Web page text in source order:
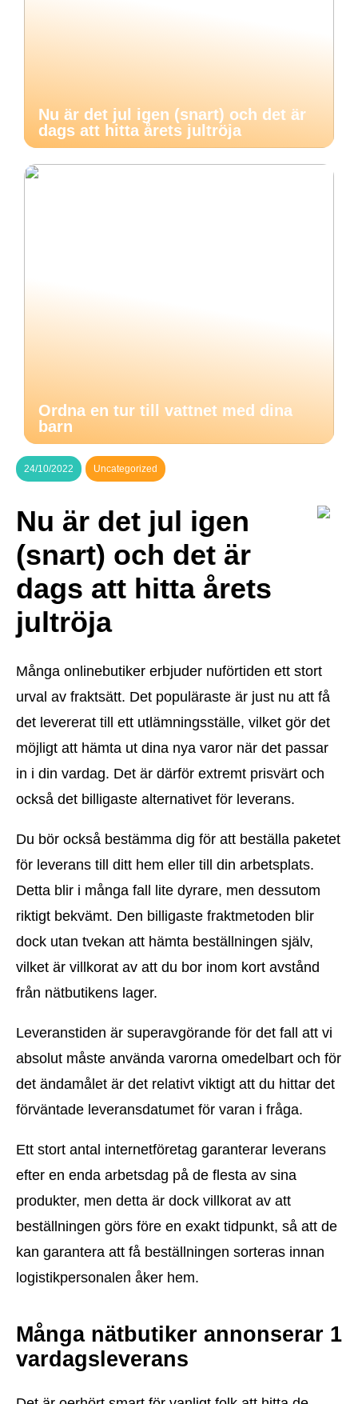
Nu är det jul igen (snart) och det är
dags att hitta årets jultröja
Ordna en tur till vattnet med dina
barn
24/10/2022 Uncategorized
Nu är det jul igen
(snart) och det är
dags att hitta årets
jultröja
Många onlinebutiker erbjuder nuförtiden ett stort
urval av fraktsätt. Det populäraste är just nu att få
det levererat till ett utlämningsställe, vilket gör det
möjligt att hämta ut dina nya varor när det passar
in i din vardag. Det är därför extremt prisvärt och
också det billigaste alternativet för leverans.
Du bör också bestämma dig för att beställa paketet
för leverans till ditt hem eller till din arbetsplats.
Detta blir i många fall lite dyrare, men dessutom
riktigt bekvämt. Den billigaste fraktmetoden blir
dock utan tvekan att hämta beställningen själv,
vilket är villkorat av att du bor inom kort avstånd
från nätbutikens lager.
Leveranstiden är superavgörande för det fall att vi
absolut måste använda varorna omedelbart och för
det ändamålet är det relativt viktigt att du hittar det
förväntade leveransdatumet för varan i fråga.
Ett stort antal internetföretag garanterar leverans
efter en enda arbetsdag på de flesta av sina
produkter, men detta är dock villkorat av att
beställningen görs före en exakt tidpunkt, så att de
kan garantera att få beställningen sorteras innan
logistikpersonalen åker hem.
Många nätbutiker annonserar 1
vardagsleverans